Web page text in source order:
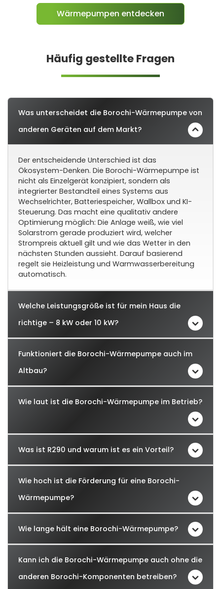
Wärmepumpen entdecken
Häufig gestellte Fragen
Was unterscheidet die Borochi-Wärmepumpe von
anderen Geräten auf dem Markt?
Der entscheidende Unterschied ist das
Ökosystem-Denken. Die Borochi-Wärmepumpe ist
nicht als Einzelgerät konzipiert, sondern als
integrierter Bestandteil eines Systems aus
Wechselrichter, Batteriespeicher, Wallbox und KI-
Steuerung. Das macht eine qualitativ andere
Optimierung möglich: Die Anlage weiß, wie viel
Solarstrom gerade produziert wird, welcher
Strompreis aktuell gilt und wie das Wetter in den
nächsten Stunden aussieht. Darauf basierend
regelt sie Heizleistung und Warmwasserbereitung
automatisch.
Welche Leistungsgröße ist für mein Haus die
richtige – 8 kW oder 10 kW?
Funktioniert die Borochi-Wärmepumpe auch im
Altbau?
Wie laut ist die Borochi-Wärmepumpe im Betrieb?
Was ist R290 und warum ist es ein Vorteil?
Wie hoch ist die Förderung für eine Borochi-
Wärmepumpe?
Wie lange hält eine Borochi-Wärmepumpe?
Kann ich die Borochi-Wärmepumpe auch ohne die
anderen Borochi-Komponenten betreiben?